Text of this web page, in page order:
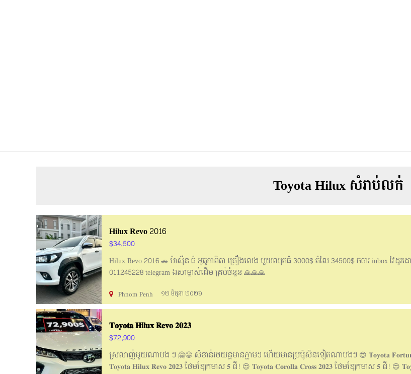
Toyota Hilux សំរាប់លក់
Hilux Revo 2016
$34,500
Hilux Revo 2016 🚗 ម៉ាសុីន ធំ អូតូកាពិតា គ្រឿងលេង មួយឈុតធំ 3000$ តំលៃ 34500$ ចចារ inbox វៃដូរ
011245228 telegram ឯសាម្ចាស់ដើម គ្រប់ចំនួន 🙏🙏🙏
Phnom Penh ១២ មិថុនា ២០២៦
𝐓𝐨𝐲𝐨𝐭𝐚 𝐇𝐢𝐥𝐮𝐱 𝐑𝐞𝐯𝐨 𝟐𝟎𝟐𝟑
$72,900
ស្រលាញ់មួយណាបង ៗ 🤗😄 សំខាន់រថយន្ដមានភ្លាមៗ ហើយមានប្រម៉ូសិនទៀតណាបងៗ 😍 𝐓𝐨𝐲𝐨𝐭𝐚
𝐓𝐨𝐲𝐨𝐭𝐚 𝐇𝐢𝐥𝐮𝐱 𝐑𝐞𝐯𝐨 𝟐𝟎𝟐𝟑 ថែមខ្សែកមាស 𝟓 ជី! 😍 𝐓𝐨𝐲𝐨𝐭𝐚 𝐂𝐨𝐫𝐨𝐥𝐥𝐚 𝐂𝐫𝐨𝐬𝐬 𝟐𝟎𝟐𝟑 ថែមខ្សែកមាស 𝟓 ជី! 😍